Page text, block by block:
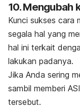
10. Mengubah
Kunci sukses cara
segala hal yang
hal ini terkait
lakukan padanya.
Jika Anda sering
sambil memberi
tersebut.